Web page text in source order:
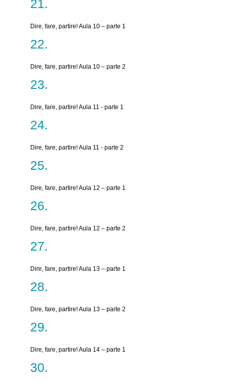
Dire, fare, partire! Aula 10 – parte 1
Dire, fare, partire! Aula 10 – parte 2
Dire, fare, partire! Aula 11 - parte 1
Dire, fare, partire! Aula 11 - parte 2
Dire, fare, partire! Aula 12 – parte 1
Dire, fare, partire! Aula 12 – parte 2
Dire, fare, partire! Aula 13 – parte 1
Dire, fare, partire! Aula 13 – parte 2
Dire, fare, partire! Aula 14 – parte 1